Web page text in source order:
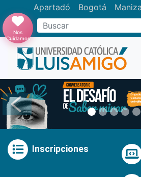
Apartadó Bogotá
Buscar
Nos
Cuidamos
Anterior
Inscripciones